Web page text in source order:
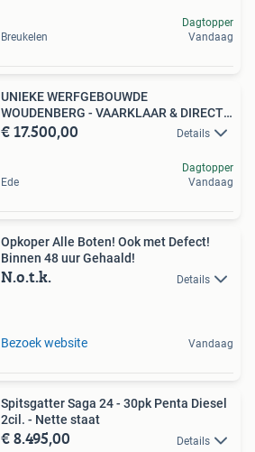
Breukelen
Dagtopper
Vandaag
UNIEKE WERFGEBOUWDE
WOUDENBERG - VAARKLAAR & DIRECT
GENIETEN
€ 17.500,00 Details
Ede
Dagtopper
Vandaag
Opkoper Alle Boten! Ook met Defect!
Binnen 48 uur Gehaald!
N.o.t.k. Details
Bezoek website Vandaag
Spitsgatter Saga 24 - 30pk Penta Diesel
2cil. - Nette staat
€ 8.495,00 Details